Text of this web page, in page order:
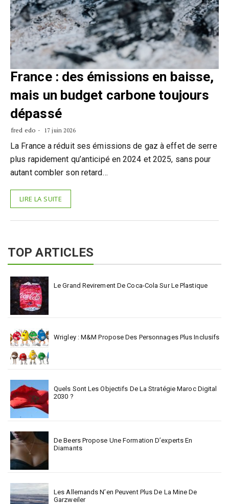
France : des émissions en baisse,
mais un budget carbone toujours
dépassé
fred edo 17 juin 2026
La France a réduit ses émissions de gaz à effet de serre
plus rapidement qu’anticipé en 2024 et 2025, sans pour
autant combler son retard…
LIRE LA SUITE
TOP ARTICLES
Le Grand Revirement De Coca-Cola Sur Le Plastique
Wrigley : M&M Propose Des Personnages Plus Inclusifs
Quels Sont Les Objectifs De La Stratégie Maroc Digital
2030 ?
De Beers Propose Une Formation D’experts En
Diamants
Les Allemands N’en Peuvent Plus De La Mine De
Garzweiler